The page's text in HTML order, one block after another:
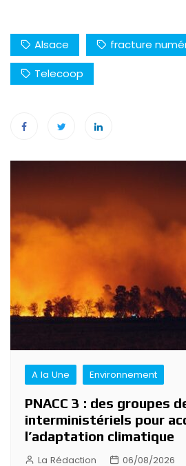
Alsace
fracture
Telecoop
Navigation
de
l’article
A la Une Environnement
PNACC 3 : des groupes
interministériels pour
l’adaptation climatique
La Rédaction 06/08/2026